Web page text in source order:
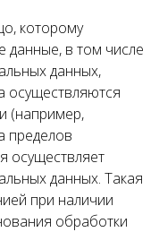
которому
данные, в том числе
данных,
осуществляются
(например,
пределов
осуществляет
данных. Такая
при наличии
обработки